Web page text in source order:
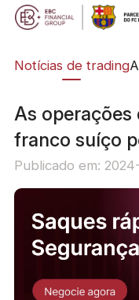
Notícias de trading
As
franco suíço
Publicado em: